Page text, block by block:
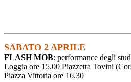
SABATO 2 APRILE
FLASH MOB: performance degli
Loggia ore 15.00 Piazzetta Tovini
Piazza Vittoria ore 16.30